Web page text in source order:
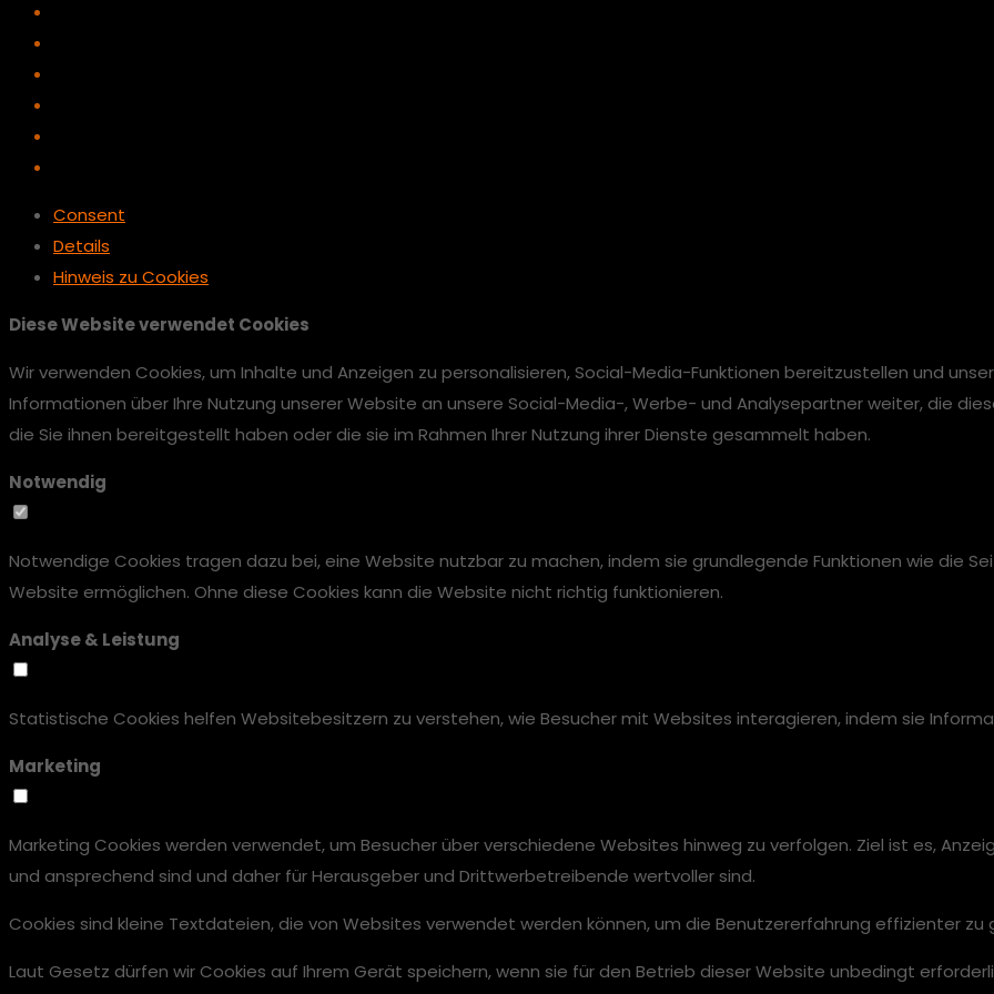
Consent
Details
Hinweis zu Cookies
Diese Website verwendet Cookies
Wir verwenden Cookies, um Inhalte und Anzeigen zu personalisieren, Social-Media-Funktionen bereitzustellen und
Informationen über Ihre Nutzung unserer Website an unsere Social-Media-, Werbe- und Analysepartner weiter, die
die Sie ihnen bereitgestellt haben oder die sie im Rahmen Ihrer Nutzung ihrer Dienste gesammelt haben.
Notwendig
Notwendige Cookies tragen dazu bei, eine Website nutzbar zu machen, indem sie grundlegende Funktionen wie die
Website ermöglichen. Ohne diese Cookies kann die Website nicht richtig funktionieren.
Analyse & Leistung
Statistische Cookies helfen Websitebesitzern zu verstehen, wie Besucher mit Websites interagieren, indem sie
Marketing
Marketing Cookies werden verwendet, um Besucher über verschiedene Websites hinweg zu verfolgen. Ziel ist es,
und ansprechend sind und daher für Herausgeber und Drittwerbetreibende wertvoller sind.
Cookies sind kleine Textdateien, die von Websites verwendet werden können, um die Benutzererfahrung effizienter zu
Laut Gesetz dürfen wir Cookies auf Ihrem Gerät speichern, wenn sie für den Betrieb dieser Website unbedingt